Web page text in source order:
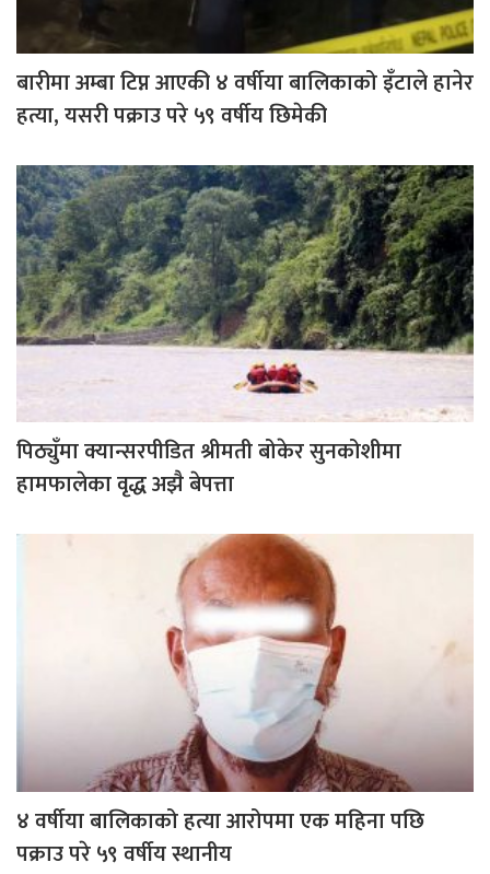
बारीमा अम्बा टिप्न आएकी ४ वर्षीया बालिकाको इँटाले हानेर
हत्या, यसरी पक्राउ परे ५९ वर्षीय छिमेकी
पिठ्युँमा क्यान्सरपीडित श्रीमती बोकेर सुनकोशीमा
हामफालेका वृद्ध अझै बेपत्ता
४ वर्षीया बालिकाको हत्या आरोपमा एक महिना पछि
पक्राउ परे ५९ वर्षीय स्थानीय